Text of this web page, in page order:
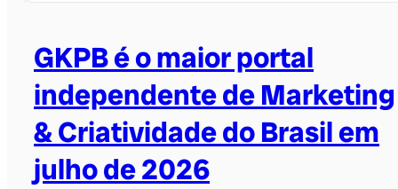
GKPB é o maior portal
independente de Marketing
& Criatividade do Brasil em
julho de 2026